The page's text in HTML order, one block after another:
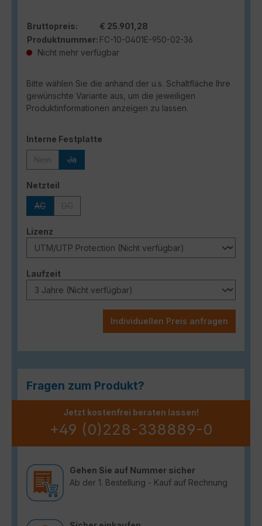
Bruttopreis:
€ 25.901,28
Produktnummer: FC-10-0401E-950-02-36
Nicht mehr verfügbar
Bitte wählen Sie die anhand der u.s. Schaltfläche Ihre
gewünschte Variante aus, um die jeweiligen
Produktinformationen anzeigen zu lassen.
Interne Festplatte
Ja
Netzteil
AC
Lizenz
Laufzeitauswählen
Individuellen Preis anfragen
Fragen zum Produkt?
Jetzt kostenfrei beraten lassen!
+49 (0)228-338889-0
Gehen Sie auf Nummer sicher
Ab der 1. Bestellung - Kauf auf Rechnung